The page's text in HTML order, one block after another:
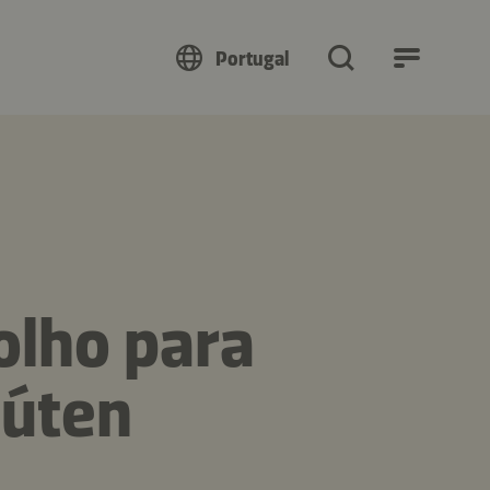
Portugal
para